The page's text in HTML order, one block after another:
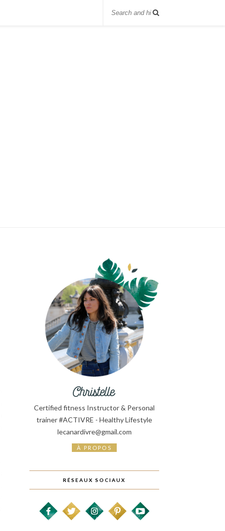
Certified fitness Instructor & Personal
trainer #ACTIVRE - Healthy Lifestyle
lecanardivre@gmail.com
À PROPOS
RÉSEAUX SOCIAUX